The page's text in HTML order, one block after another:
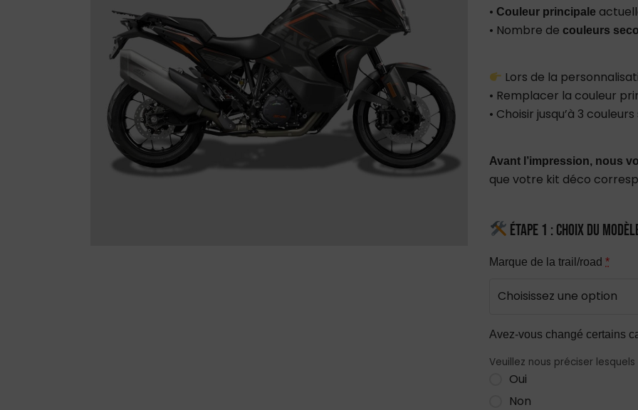
• Couleur principale
• Nombre de couleurs
Lors de la
• Remplacer la couleur
• Choisir jusqu’à 3
Avant l’impression, nous
que votre kit déco
Étape 1 : Choix du
Marque de la trail/road *
Avez-vous changé certains
Veuillez nous préciser
Oui
Non